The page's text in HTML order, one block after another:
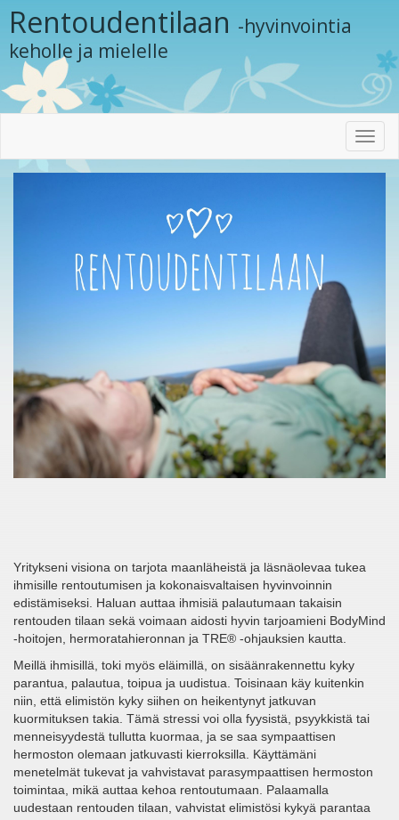
Rentoudentilaan -hyvinvointia
keholle ja mielelle
Yritykseni visiona on tarjota maanläheistä ja läsnäolevaa tukea
ihmisille rentoutumisen ja kokonaisvaltaisen hyvinvoinnin
edistämiseksi. Haluan auttaa ihmisiä palautumaan takaisin
rentouden tilaan sekä voimaan aidosti hyvin tarjoamieni BodyMind
-hoitojen, hermoratahieronnan ja TRE® -ohjauksien kautta.
Meillä ihmisillä, toki myös eläimillä, on sisäänrakennettu kyky
parantua, palautua, toipua ja uudistua. Toisinaan käy kuitenkin
niin, että elimistön kyky siihen on heikentynyt jatkuvan
kuormituksen takia. Tämä stressi voi olla fyysistä, psyykkistä tai
menneisyydestä tullutta kuormaa, ja se saa sympaattisen
hermoston olemaan jatkuvasti kierroksilla. Käyttämäni
menetelmät tukevat ja vahvistavat parasympaattisen hermoston
toimintaa, mikä auttaa kehoa rentoutumaan. Palaamalla
uudestaan rentouden tilaan, vahvistat elimistösi kykyä parantaa